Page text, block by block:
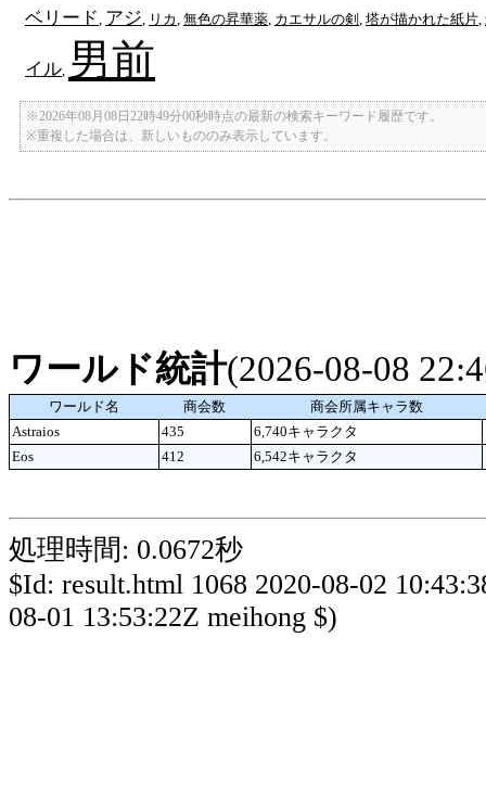
ベリード アジ リカ 無色の昇華薬 カエサルの剣 塔が描かれた紙片
イル 男前
※2026年08月08日22時49分00秒時点の最新の検索キーワード履歴です。
※重複した場合は、新しいもののみ表示しています。
ワールド統計(2026-08-08
ワールド名 商会数
商会所属キャラ数
Astraios
435 6,740キャラクタ
Eos
412 6,542キャラクタ
処理時間: 0.0672秒
$Id: result.html 1068 2020-08-02
08-01 13:53:22Z meihong $)